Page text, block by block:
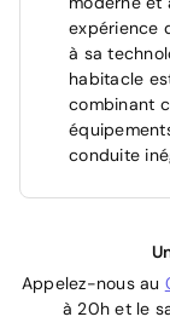
expérience
à sa
habitacle
combinant
conduite
Appelez-nous au
à 20h et le